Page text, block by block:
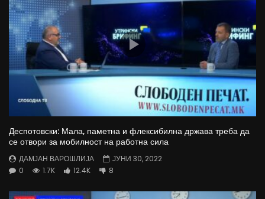
Деспотовски: Мала, паметна и флексибилна држава треба да
се отвори за мобилност на работна сила
ДАМЈАН ВАРОШЛИЈА
ЈУНИ 30, 2022
0
1.7K 12.4K 8